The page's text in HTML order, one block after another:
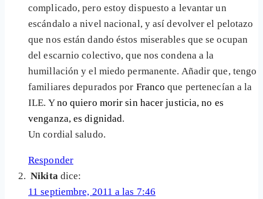
complicado, pero estoy dispuesto a levantar un
escándalo a nivel nacional, y así devolver el pelotazo
que nos están dando éstos miserables que se ocupan
del escarnio colectivo, que nos condena a la
humillación y el miedo permanente. Añadir que, tengo
familiares depurados por Francoque pertenecían a la
ILE. Yno quiero morir sin hacer justicia, no es
venganza, es dignidad.
Un cordial saludo.
Responder
Nikita dice:
11 septiembre, 2011 a las 7:46